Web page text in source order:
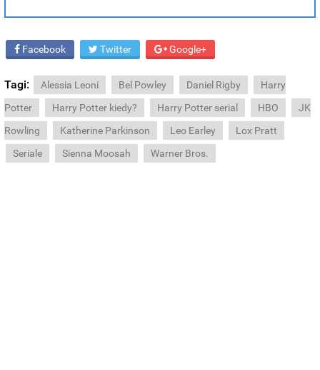
Facebook Twitter Google+
Tagi: Alessia Leoni Bel Powley Daniel Rigby
Harry
Potter
Harry Potter kiedy? Harry Potter serial HBO
JK
Rowling
Katherine Parkinson Leo Earley
Lox Pratt
Seriale
Sienna Moosah Warner Bros.